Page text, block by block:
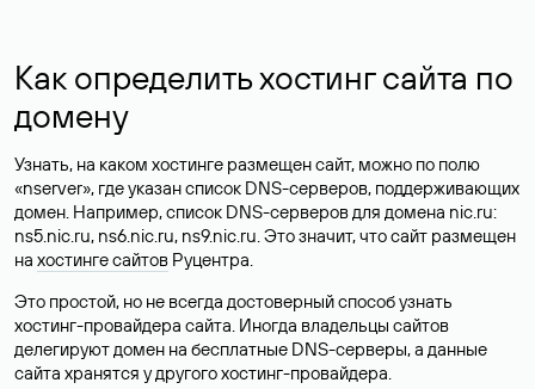
Как определить хостинг сайта по
домену
Узнать, на каком хостинге размещен сайт, можно по полю
«nserver», где указан список DNS-серверов, поддерживающих
домен. Например, список DNS-серверов для домена nic.ru:
ns5.nic.ru, ns6.nic.ru, ns9.nic.ru. Это значит, что сайт размещен
на хостинге сайтов Руцентра.
Это простой, но не всегда достоверный способ узнать
хостинг-провайдера сайта. Иногда владельцы сайтов
делегируют домен на бесплатные DNS-серверы, а данные
сайта хранятся у другого хостинг-провайдера.